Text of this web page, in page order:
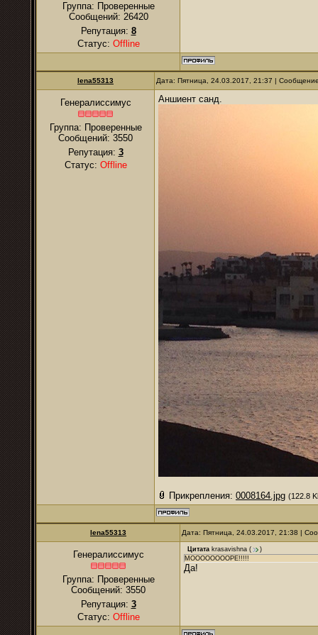
Группа: Проверенные
Сообщений: 26420
Репутация: 8
Статус: Offline
lena55313 Дата: Пятница, 24.03.2017, 21:37 |
Генералиссимус
Группа: Проверенные
Сообщений: 3550
Репутация: 3
Статус: Offline
Аншиент санд.
Прикрепления: 0008164.jpg (122.8
lena55313 Дата: Пятница, 24.03.2017, 21:38 |
Генералиссимус
Группа: Проверенные
Сообщений: 3550
Репутация: 3
Статус: Offline
Цитата krasavishna (
)
МООООООООРЕ!!!!!
Да!